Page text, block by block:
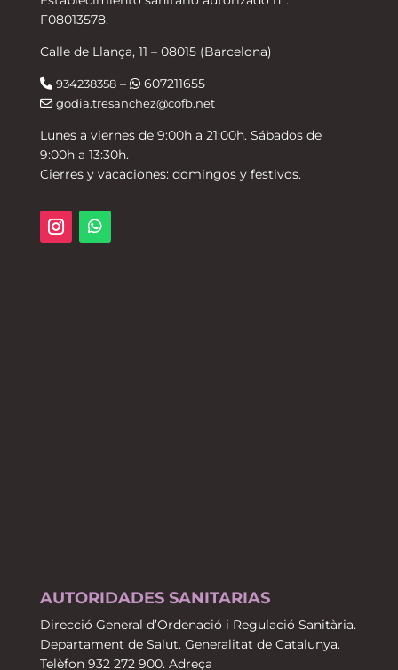
F08013578.
Calle de Llança, 11 – 08015 (Barcelona)
934238358– 607211655
godia.tresanchez@cofb.net
Lunes a viernes de 9:00h a 21:00h. Sábados de
9:00h a 13:30h.
Cierres y vacaciones: domingos y festivos.
AUTORIDADES SANITARIAS
Direcció General d’Ordenació i Regulació Sanitària.
Departament de Salut. Generalitat de Catalunya.
Telèfon 932 272 900. Adreça